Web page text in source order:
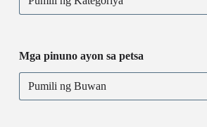
Mga pinuno ayon sa petsa